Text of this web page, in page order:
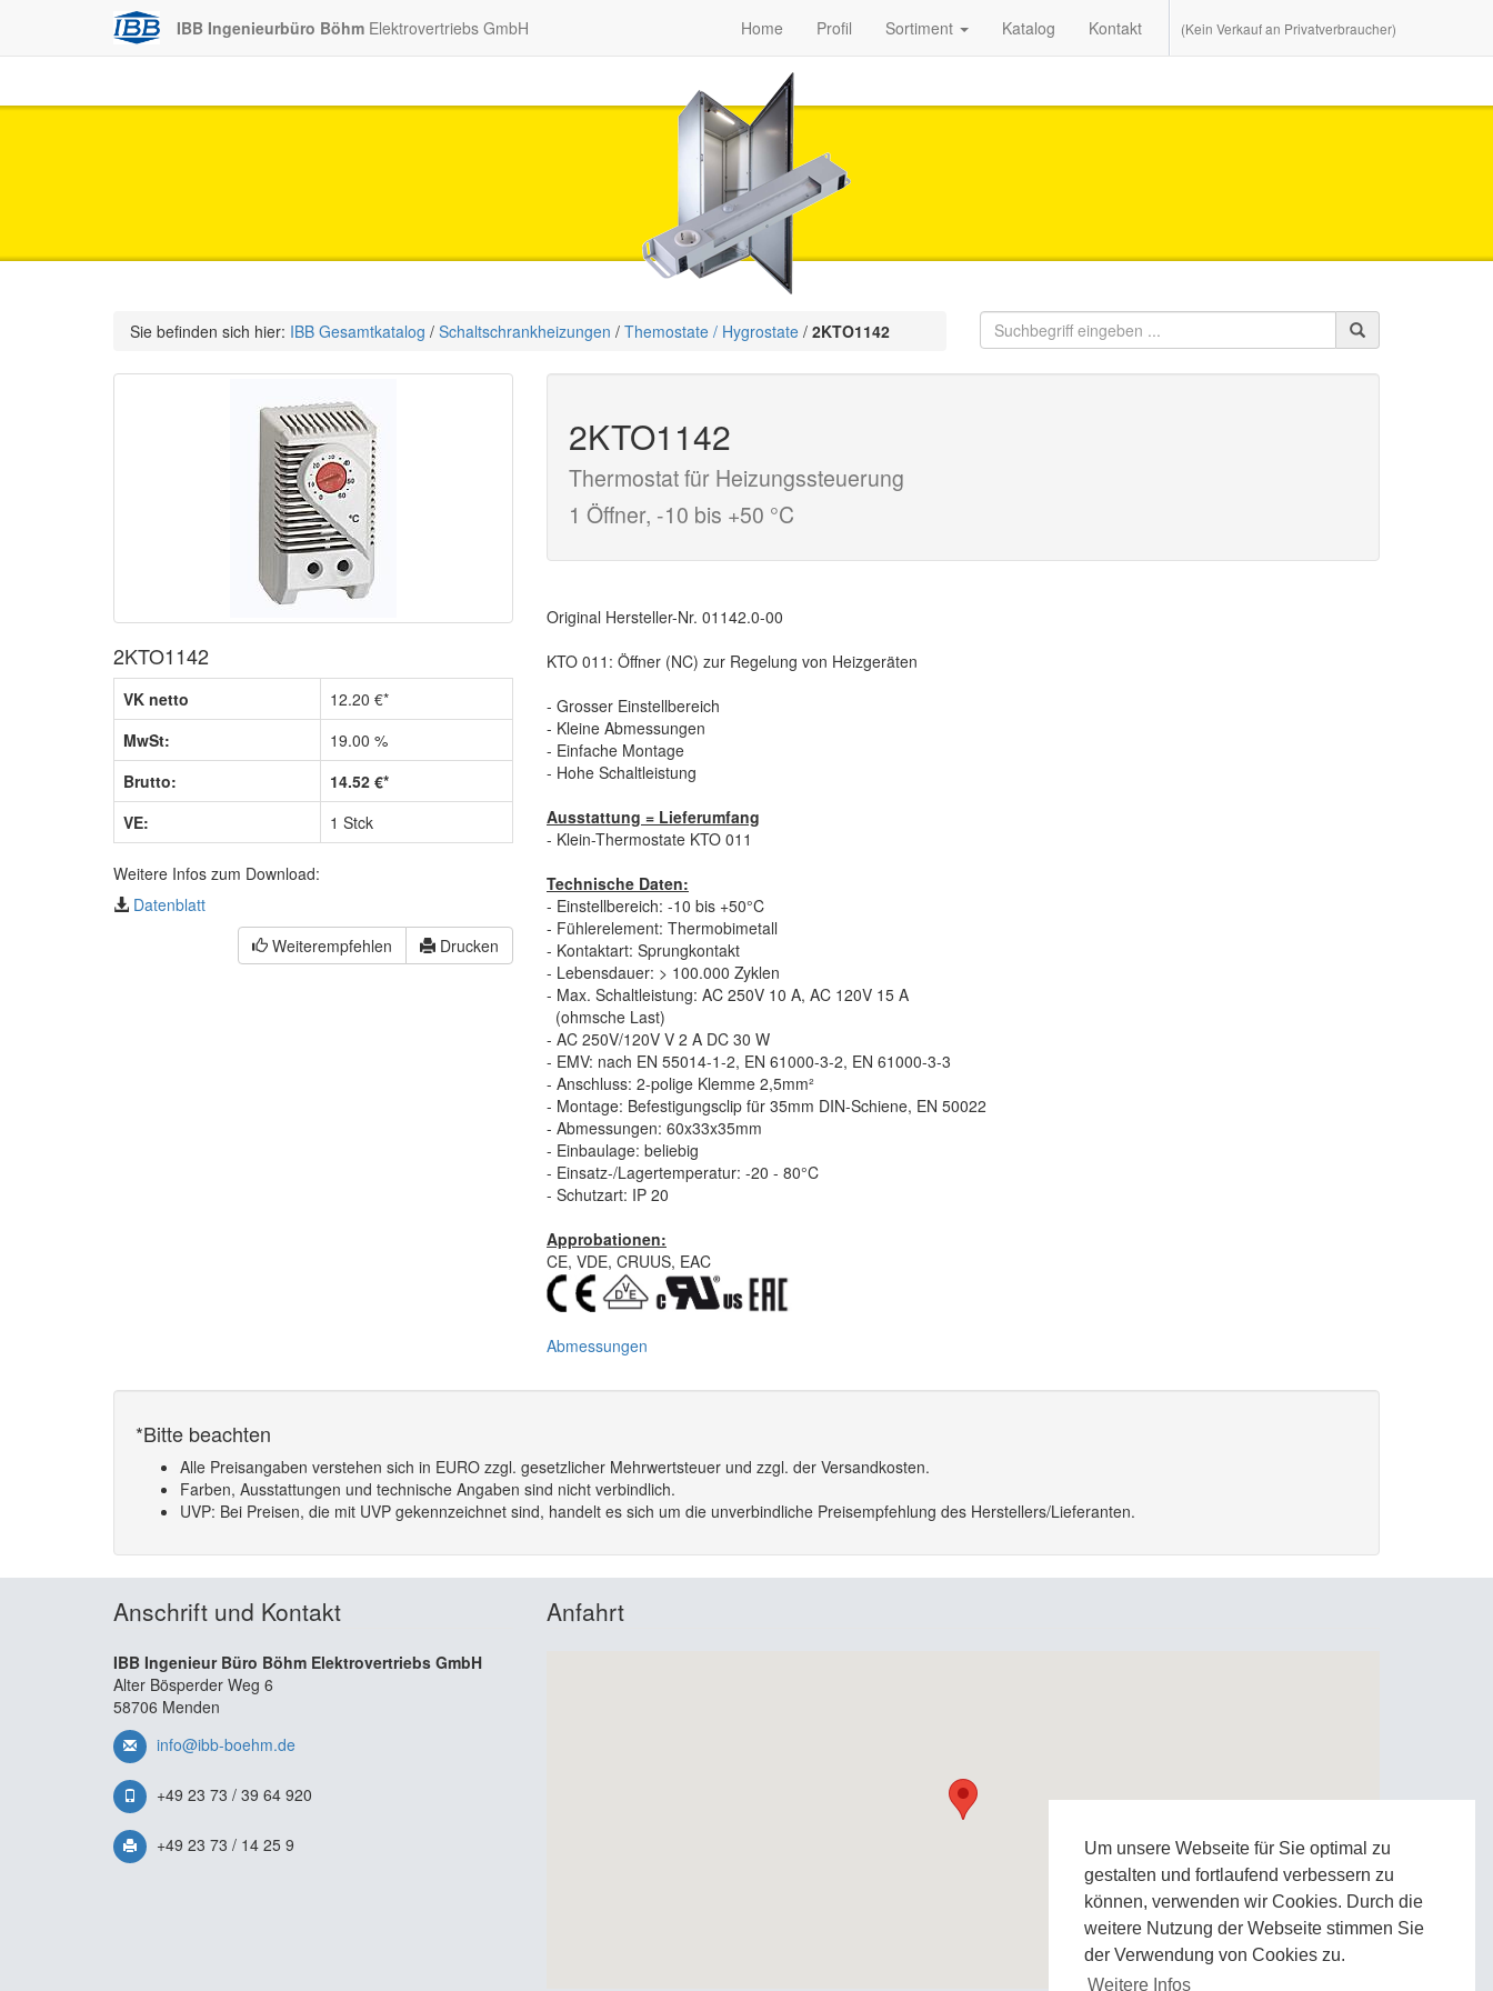
Um unsere Webseite für Sie optimal zu
gestalten und fortlaufend verbessern zu
können, verwenden wir Cookies. Durch die
weitere Nutzung der Webseite stimmen Sie
der Verwendung von Cookies zu.
Weitere Infos
IBB Ingenieurbüro Böhm Elektrovertriebs GmbH Home Profil Sortiment Katalog Kontakt (Kein Verkauf an Privatverbraucher)
Sie befinden sich hier: IBB Gesamtkatalog / Schaltschrank­heizungen / Themostate / Hygrostate / 2KTO1142
2KTO1142
VK netto
12.20 €*
MwSt:
19.00 %
Brutto:
14.52 €*
VE:
1 Stck
Weitere Infos zum Download:
Datenblatt
Weiterempfehlen
Drucken
2KTO1142
Thermostat für Heizungssteuerung
1 Öffner, -10 bis +50 °C
Original Hersteller-Nr. 01142.0-00
KTO 011: Öffner (NC) zur Regelung von Heizgeräten
- Grosser Einstellbereich
- Kleine Abmessungen
- Einfache Montage
- Hohe Schaltleistung
Ausstattung = Lieferumfang
- Klein-Thermostate KTO 011
Technische Daten:
- Einstellbereich: -10 bis +50°C
- Fühlerelement: Thermobimetall
- Kontaktart: Sprungkontakt
- Lebensdauer: > 100.000 Zyklen
- Max. Schaltleistung: AC 250V 10 A, AC 120V 15 A
(ohmsche Last)
- AC 250V/120V V 2 A DC 30 W
- EMV: nach EN 55014-1-2, EN 61000-3-2, EN 61000-3-3
- Anschluss: 2-polige Klemme 2,5mm²
- Montage: Befestigungsclip für 35mm DIN-Schiene, EN 50022
- Abmessungen: 60x33x35mm
- Einbaulage: beliebig
- Einsatz-/Lagertemperatur: -20 - 80°C
- Schutzart: IP 20
Approbationen:
CE, VDE, CRUUS, EAC
Abmessungen
*Bitte beachten
Alle Preisangaben verstehen sich in EURO zzgl. gesetzlicher Mehrwertsteuer und zzgl. der Versandkosten.
Farben, Ausstattungen und technische Angaben sind nicht verbindlich.
UVP: Bei Preisen, die mit UVP gekennzeichnet sind, handelt es sich um die unverbindliche Preisempfehlung des Herstellers/Lieferanten.
Anschrift und Kontakt
IBB Ingenieur Büro Böhm Elektrovertriebs GmbH
Alter Bösperder Weg 6
58706 Menden
info@ibb-boehm.de
+49 23 73 / 39 64 920
+49 23 73 / 14 25 9
Anfahrt